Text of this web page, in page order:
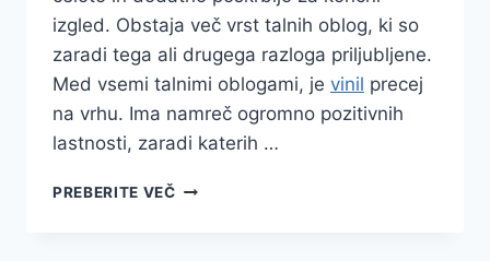
izgled. Obstaja več vrst talnih oblog, ki so
zaradi tega ali drugega razloga priljubljene.
Med vsemi talnimi oblogami, je vinil precej
na vrhu. Ima namreč ogromno pozitivnih
lastnosti, zaradi katerih …
PREBERITE VEČVINIL